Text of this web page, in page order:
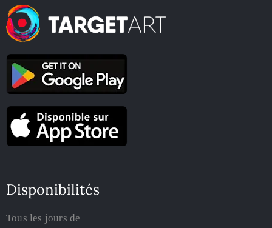
Disponibilités
Tous les jours de